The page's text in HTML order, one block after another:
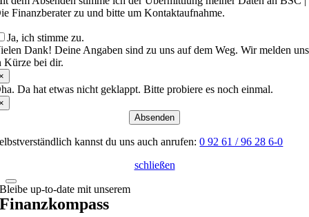
Finanzberater zu und bitte um Kontaktaufnahme.
Ja, ich stimme zu.
Dank! Deine Angaben sind zu uns auf dem Weg. Wir melden uns
Kürze bei dir.
Da hat etwas nicht geklappt. Bitte probiere es noch einmal.
Absenden
kannst du uns auch anrufen:0 92 61 / 96 28 6-0
schließen
Bleibe up-to-date mit unserem
Finanzkompass